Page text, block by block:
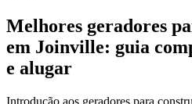
Melhores geradores
em Joinville: guia
e alugar
Introdução aos geradores para